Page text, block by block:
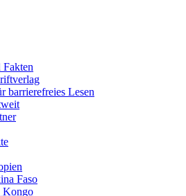
Fakten
verlag
barrierefreies Lesen
Faso
Kongo